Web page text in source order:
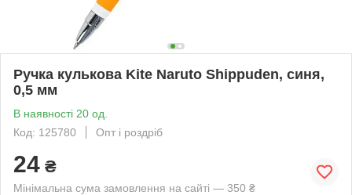
Ручка кулькова Kite Naruto Shippuden, синя,
0,5 мм
В наявності 20 од.
Код: 125780
Опт і роздріб
24 ₴
Мінімальна сума замовлення на сайті — 350 ₴